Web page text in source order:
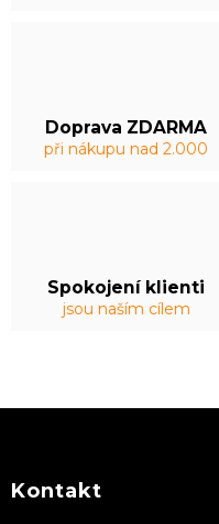
Doprava ZDARMA
při nákupu nad 2.000
Spokojení klienti
jsou naším cílem
aKontakt